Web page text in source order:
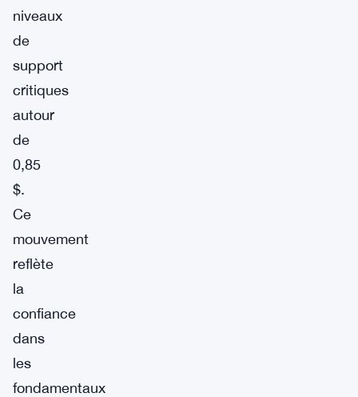
niveaux
de
support
critiques
autour
de
0,85
$.
Ce
mouvement
reflète
la
confiance
dans
les
fondamentaux